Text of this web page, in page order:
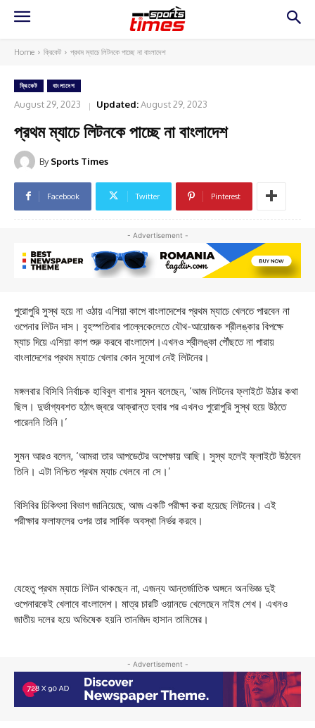
Home ক্রিকেট প্রথম ম্যাচে লিটনকে পাচ্ছে না বাংলাদেশ
ক্রিকেট বাংলাদেশ
August 29, 2023 Updated:August 29, 2023
প্রথম ম্যাচে লিটনকে পাচ্ছে না বাংলাদেশ
By Sports Times
Facebook Twitter Pinterest
- Advertisement -
পুরোপুরি সুস্থ হয়ে না ওঠায় এশিয়া কাপে বাংলাদেশের প্রথম ম্যাচে খেলতে পারবেন না
ওপেনার লিটন দাস। বৃহস্পতিবার পাল্লেকেলেতে যৌথ-আয়োজক শ্রীলঙ্কার বিপক্ষে
ম্যাচ দিয়ে এশিয়া কাপ শুরু করবে বাংলাদেশ।এখনও শ্রীলঙ্কা পৌঁছতে না পারায়
বাংলাদেশের প্রথম ম্যাচে খেলার কোন সুযোগ নেই লিটনের।
মঙ্গলবার বিসিবি নির্বাচক হাবিবুল বাশার সুমন বলেছেন, ‘আজ লিটনের ফ্লাইটে উঠার কথা
ছিল। দুর্ভাগ্যবশত হঠাৎ জ্বরে আক্রান্ত হবার পর এখনও পুরোপুরি সুস্থ হয়ে উঠতে
পারেননি তিনি।’
সুমন আরও বলেন, ‘আমরা তার আপডেটের অপেক্ষায় আছি। সুস্থ হলেই ফ্লাইটে উঠবেন
তিনি। এটা নিশ্চিত প্রথম ম্যাচ খেলবে না সে।’
বিসিবির চিকিৎসা বিভাগ জানিয়েছে, আজ একটি পরীক্ষা করা হয়েছে লিটনের। এই
পরীক্ষার ফলাফলের ওপর তার সার্বিক অবস্থা নির্ভর করবে।
যেহেতু প্রথম ম্যাচে লিটন থাকছেন না, এজন্য আন্তর্জাতিক অঙ্গনে অনভিজ্ঞ দুই
ওপেনারকেই খেলাবে বাংলাদেশ। মাত্র চারটি ওয়ানডে খেলেছেন নাইম শেখ। এখনও
জাতীয় দলের হয়ে অভিষেক হয়নি তানজিদ হাসান তামিমের।
- Advertisement -